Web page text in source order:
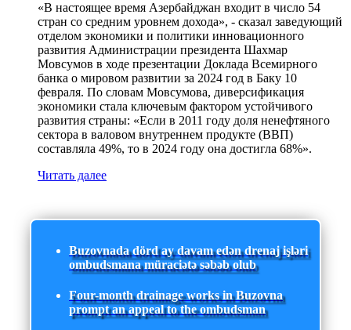
«В настоящее время Азербайджан входит в число 54
стран со средним уровнем дохода», - сказал заведующий
отделом экономики и политики инновационного
развития Администрации президента Шахмар
Мовсумов в ходе презентации Доклада Всемирного
банка о мировом развитии за 2024 год в Баку 10
февраля. По словам Мовсумова, диверсификация
экономики стала ключевым фактором устойчивого
развития страны: «Если в 2011 году доля ненефтяного
сектора в валовом внутреннем продукте (ВВП)
составляла 49%, то в 2024 году она достигла 68%».
Читать далее
Buzovnada dörd ay davam edən drenaj işləri
ombudsmana müraciətə səbəb olub
Four-month drainage works in Buzovna
prompt an appeal to the ombudsman